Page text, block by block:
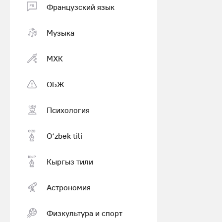
Французский язык
Музыка
МХК
ОБЖ
Психология
Оʻzbek tili
Кыргыз тили
Астрономия
Физкультура и спорт